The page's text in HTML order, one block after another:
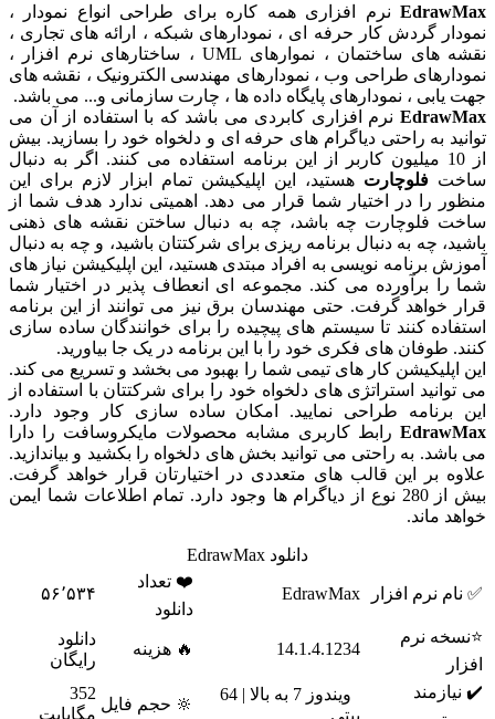
EdrawMax نرم افزاری همه کاره برای طراحی انواع نمودار ،
نمودار گردش کار حرفه ای ، نمودارهای شبکه ، ارائه های تجاری ،
نقشه های ساختمان ، نموارهای UML ، ساختارهای نرم افزار ،
نمودارهای طراحی وب ، نمودارهای مهندسی الکترونیک ، نقشه های
جهت یابی ، نمودارهای پایگاه داده ها ، چارت سازمانی و... می باشد.
EdrawMax نرم افزاری کابردی می باشد که با استفاده از آن می
توانید به راحتی دیاگرام های حرفه ای و دلخواه خود را بسازید. بیش
از 10 میلیون کاربر از این برنامه استفاده می کنند. اگر به دنبال
ساخت فلوچارت هستید، این اپلیکیشن تمام ابزار لازم برای این
منظور را در اختیار شما قرار می دهد. اهمیتی ندارد هدف شما از
ساخت فلوچارت چه باشد، چه به دنبال ساختن نقشه های ذهنی
باشید، چه به دنبال برنامه ریزی برای شرکتتان باشید، و چه به دنبال
آموزش برنامه نویسی به افراد مبتدی هستید، این اپلیکیشن نیاز های
شما را برآورده می کند. مجموعه ای انعطاف پذیر در اختیار شما
قرار خواهد گرفت. حتی مهندسان برق نیز می توانند از این برنامه
استفاده کنند تا سیستم های پیچیده را برای خوانندگان ساده سازی
کنند. طوفان های فکری خود را با این برنامه در یک جا بیاورید.
این اپلیکیشن کار های تیمی شما را بهبود می بخشد و تسریع می کند.
می توانید استراتژی های دلخواه خود را برای شرکتتان با استفاده از
این برنامه طراحی نمایید. امکان ساده سازی کار وجود دارد.
EdrawMax رابط کاربری مشابه محصولات مایکروسافت را دارا
می باشد. به راحتی می توانید بخش های دلخواه را بکشید و بیاندازید.
علاوه بر این قالب های متعددی در اختیارتان قرار خواهد گرفت.
بیش از 280 نوع از دیاگرام ها وجود دارد. تمام اطلاعات شما ایمن
خواهد ماند.
دانلود EdrawMax
✅ نام نرم افزار EdrawMax
❤️ تعداد
دانلود
۵۶٬۵۳۴
⭐نسخه نرم
افزار
14.1.4.1234 🔥 هزینه
دانلود
رایگان
✔️ نیازمند
ویندوز 7 به بالا | 64
بیتی
🔆 حجم فایل
352
مگابایت